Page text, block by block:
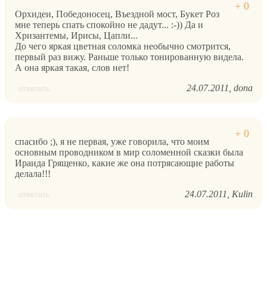
Орхидеи, Победоносец, Въездной мост, Букет Роз
мне теперь спать спокойно не дадут... :-)) Да и
Хризантемы, Ирисы, Цапли...
До чего яркая цветная соломка необычно смотрится,
первый раз вижу. Раньше только тонированную видела.
А она яркая такая, слов нет!
ответить 24.07.2011 dona
спасибо ;), я не первая, уже говорила, что моим
основным проводником в мир соломенной сказки была
Ираида Грященко, какие же она потрясающие работы
делала!!!
ответить 24.07.2011 Kulin